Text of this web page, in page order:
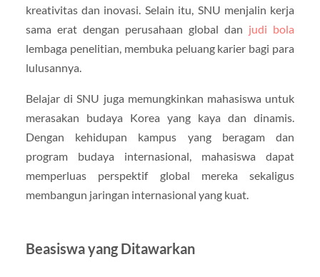
kreativitas dan inovasi. Selain itu, SNU menjalin kerja
sama erat dengan perusahaan global dan judi bola
lembaga penelitian, membuka peluang karier bagi para
lulusannya.
Belajar di SNU juga memungkinkan mahasiswa untuk
merasakan budaya Korea yang kaya dan dinamis.
Dengan kehidupan kampus yang beragam dan
program budaya internasional, mahasiswa dapat
memperluas perspektif global mereka sekaligus
membangun jaringan internasional yang kuat.
Beasiswa yang Ditawarkan